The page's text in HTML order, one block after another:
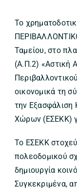
Το
Ταμείου, στο
(Α.Π.2) «Αστική
οικονομικά τη
την
Χώρων (ΕΣΕΚΚ)
Το ΕΣΕΚΚ
πολεοδομικού
δημιουργία
Συγκεκριμένα,